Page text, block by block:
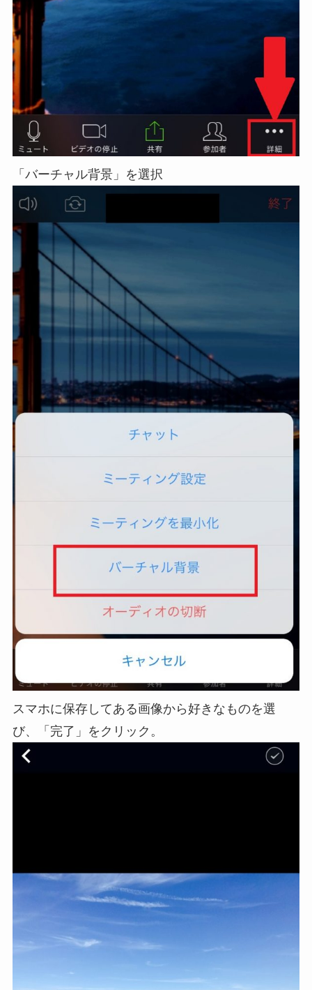
「バーチャル背景」を選択
スマホに保存してある画像から好きなものを選
び、「完了」をクリック。